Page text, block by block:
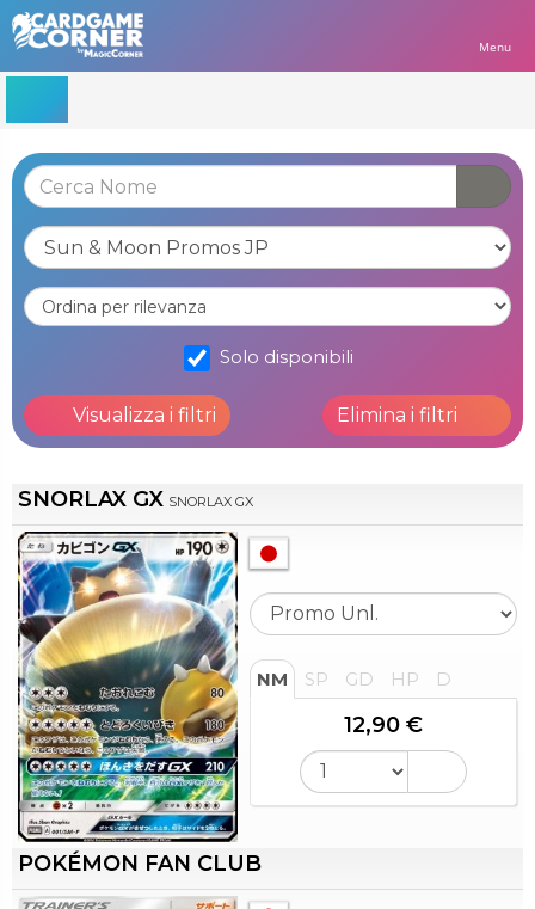
Menu
Solo disponibili
Visualizza i filtri Elimina i filtri
SNORLAX GX SNORLAX GX
NM SP GD HP D
12,90 €
POKÉMON FAN CLUB